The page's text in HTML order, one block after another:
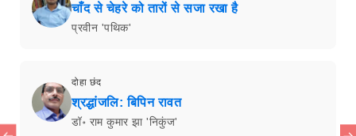
चाँद से चेहरे को तारों से सजा रखा है
प्रवीन 'पथिक'
दोहा छंद
श्रद्धांजलि: बिपिन रावत
डॉ॰ राम कुमार झा 'निकुंज'